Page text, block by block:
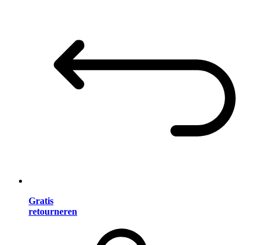
Gratis
retourneren